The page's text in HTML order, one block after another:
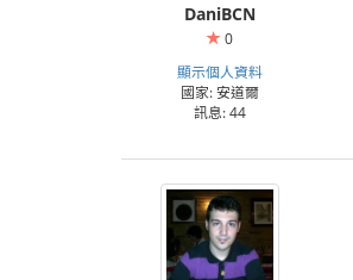
DaniBCN
0
顯示個人資料
國家: 安道爾
訊息: 44